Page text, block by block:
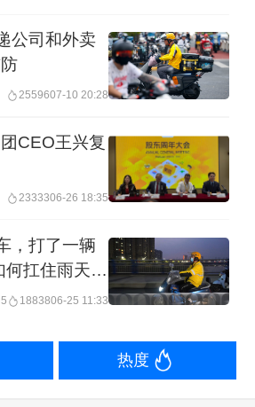
服务领域的重要布局，
构建“内容种草+即时消
。同时也是应对美团、阿
战略防御。
，或意味着外卖旺季下的
可以为即时零售导流并提
即用户通过点评内容产生
链路。用户真实消费后的
公司和外卖
2559607-10 20:28
CEO王兴复
2333306-26 18:35
，打了一辆
何扛住雨天大
5 1883806-25 11:33
热度